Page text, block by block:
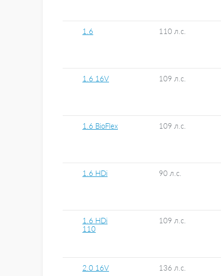
1.6 110 л.с.
1.6 16V 109 л.с.
1.6 BioFlex 109 л.с.
1.6 HDi 90 л.с.
1.6 HDi
110
109 л.с.
2.0 16V 136 л.с.